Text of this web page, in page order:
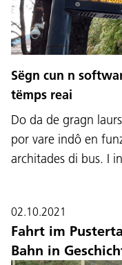
Sëgn cun n
tëmps reai
Do da de gragn
por vare indô en
architades di bus. I
02.10.2021
Fahrt im
Bahn in